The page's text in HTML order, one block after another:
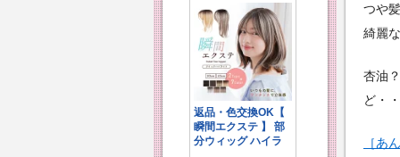
つや
綺麗
杏油
ど・
［あ